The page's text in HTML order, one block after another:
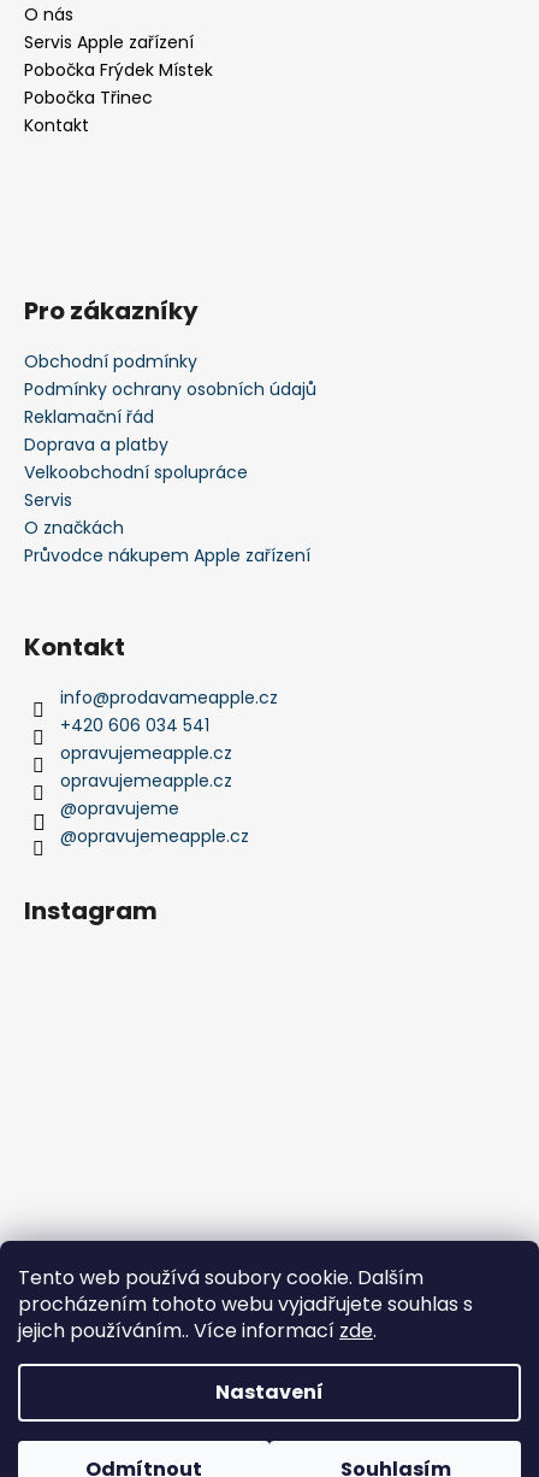
Tento web používá soubory cookie. Dalším
procházením tohoto webu vyjadřujete souhlas s
jejich používáním.. Více informací zde.
Nastavení
Odmítnout Souhlasím
O nás
Servis Apple zařízení
Pobočka Frýdek Místek
Pobočka Třinec
Kontakt
Pro zákazníky
Obchodní podmínky
Podmínky ochrany osobních údajů
Reklamační řád
Doprava a platby
Velkoobchodní spolupráce
Servis
O značkách
Průvodce nákupem Apple zařízení
Kontakt
info@prodavameapple.cz
+420 606 034 541
opravujemeapple.cz
opravujemeapple.cz
@opravujeme
@opravujemeapple.cz
Instagram
Sledovat na Instagramu
Copyright 2026Prodáváme Apple zařízení. Všechna
práva vyhrazena.